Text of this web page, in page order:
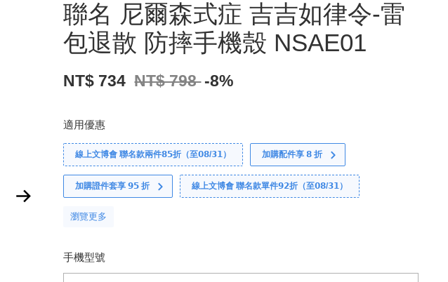
聯名 尼爾森式症 吉吉如律令-雷
包退散 防摔手機殼 NSAE01
NT$ 734 NT$ 798 -8%
適用優惠
線上文博會 聯名款兩件𝟴𝟱折（至𝟬𝟴/𝟯𝟭） 加購配件享 𝟴 折
加購證件套享 𝟵𝟱 折 線上文博會 聯名款單件𝟵𝟮折（至𝟬𝟴/𝟯𝟭）
瀏覽更多
手機型號